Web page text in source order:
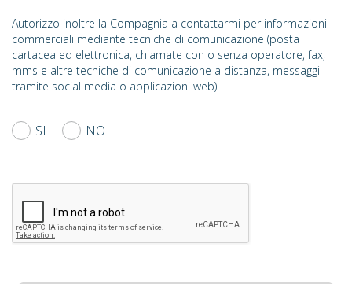
Autorizzo inoltre la Compagnia a contattarmi per informazioni
commerciali mediante tecniche di comunicazione (posta
cartacea ed elettronica, chiamate con o senza operatore, fax,
mms e altre tecniche di comunicazione a distanza, messaggi
tramite social media o applicazioni web).
SI NO